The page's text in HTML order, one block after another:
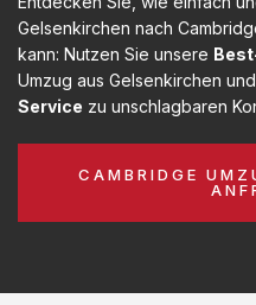
Gelsenkirchen nach
kann: Nutzen Sie unsere
Umzug aus Gelsenkirchen
Service zu unschlagbaren
CAMBRIDGE